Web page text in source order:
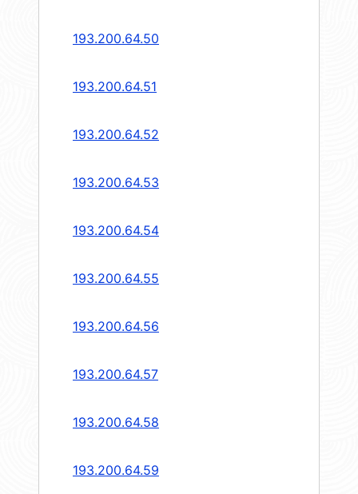
193.200.64.50
193.200.64.51
193.200.64.52
193.200.64.53
193.200.64.54
193.200.64.55
193.200.64.56
193.200.64.57
193.200.64.58
193.200.64.59